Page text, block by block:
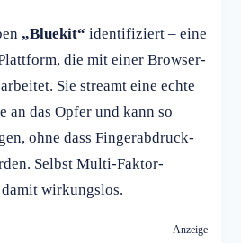
„Bluekit“ identifiziert – eine
die mit einer Browser-
Sie streamt eine echte
das Opfer und kann so
ohne dass Fingerabdruck-
Selbst Multi-Faktor-
wirkungslos.
Anzeige